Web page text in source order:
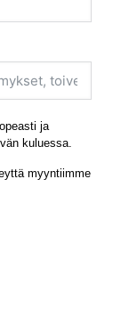
ja
kuluessa.
myyntiimme